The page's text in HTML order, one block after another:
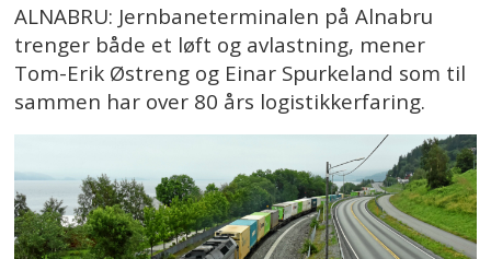
ALNABRU: Jernbaneterminalen på Alnabru
trenger både et løft og avlastning, mener
Tom-Erik Østreng og Einar Spurkeland som til
sammen har over 80 års logistikkerfaring.